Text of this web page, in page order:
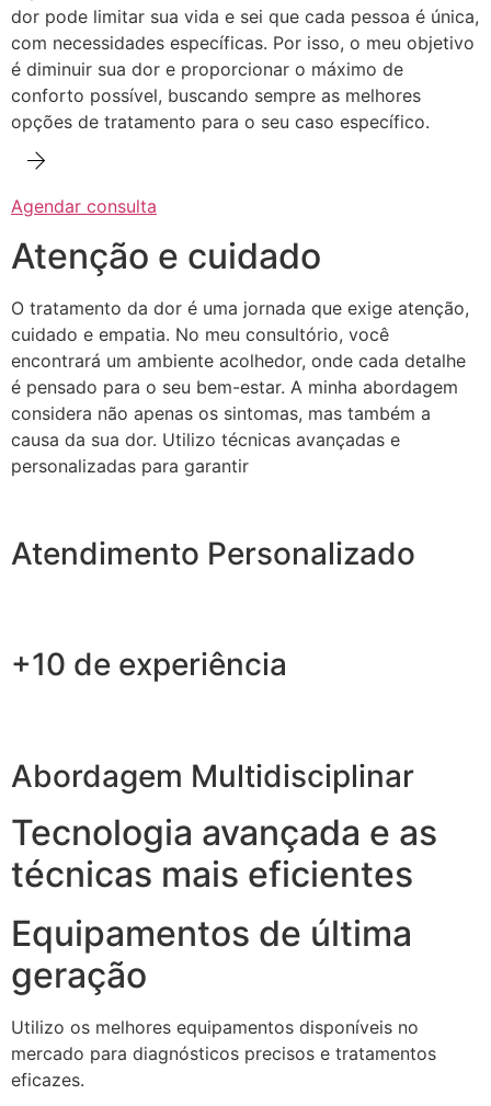
dor pode limitar sua vida e sei que cada pessoa é única,
com necessidades específicas. Por isso, o meu objetivo
é diminuir sua dor e proporcionar o máximo de
conforto possível, buscando sempre as melhores
opções de tratamento para o seu caso específico.
Agendar consulta
Atenção e cuidado
O tratamento da dor é uma jornada que exige atenção,
cuidado e empatia. No meu consultório, você
encontrará um ambiente acolhedor, onde cada detalhe
é pensado para o seu bem-estar. A minha abordagem
considera não apenas os sintomas, mas também a
causa da sua dor. Utilizo técnicas avançadas e
personalizadas para garantir
Atendimento Personalizado
+10 de experiência
Abordagem Multidisciplinar
Tecnologia avançada e as
técnicas mais eficientes
Equipamentos de última
geração
Utilizo os melhores equipamentos disponíveis no
mercado para diagnósticos precisos e tratamentos
eficazes.